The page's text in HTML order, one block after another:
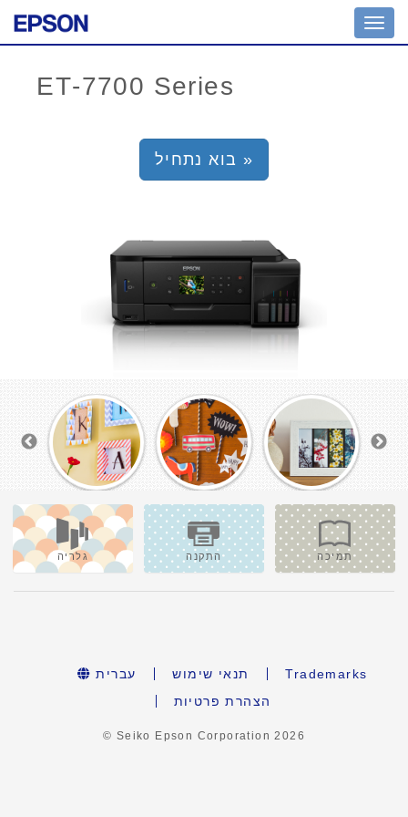
בוא נתחיל »
גלריה התקנה תמיכה
עברית תנאי שימוש
Trademarks
הצהרת פרטיות
© Seiko Epson Corporation 2026